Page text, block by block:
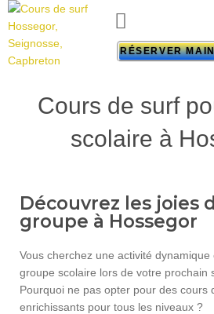
RÉSERVER
Cours de surf
scolaire à
Découvrez les joies
groupe à Hossegor
Vous cherchez une activité
groupe scolaire lors de votre prochain
Pourquoi ne pas opter pour des cours
enrichissants pour tous les niveaux ?